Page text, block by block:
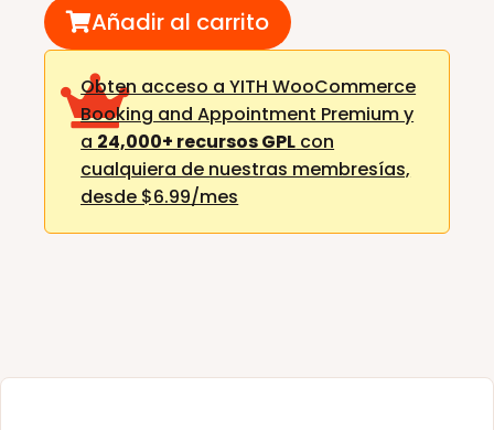
Añadir al carrito
Obten acceso a YITH WooCommerce
Booking and Appointment Premium y
a 24,000+ recursos GPL con
cualquiera de nuestras membresías,
desde $6.99/mes